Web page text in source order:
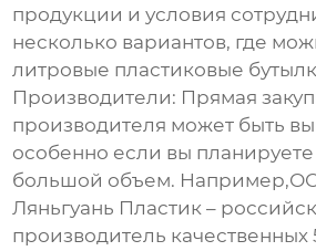
продукции и условия
несколько вариантов, где
литровые пластиковые
Производители: Прямая
производителя может быть
особенно если вы планируете
большой объем.
Ляньгуань Пластик –
производитель качественных